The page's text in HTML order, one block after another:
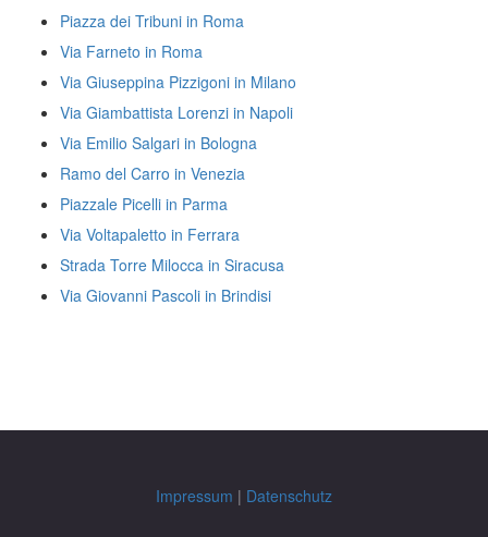
Piazza dei Tribuni in Roma
Via Farneto in Roma
Via Giuseppina Pizzigoni in Milano
Via Giambattista Lorenzi in Napoli
Via Emilio Salgari in Bologna
Ramo del Carro in Venezia
Piazzale Picelli in Parma
Via Voltapaletto in Ferrara
Strada Torre Milocca in Siracusa
Via Giovanni Pascoli in Brindisi
Impressum | Datenschutz